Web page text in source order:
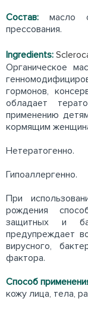
Состав: масло
прессования.
Ingredients:
Органическое
гормонов,
обладает
применению
кормящим
Нетератогенно.
Гипоаллергенно.
При
рождения
защитных и
предупреждает
вирусного,
фактора.
Способ
кожу лица, тела,